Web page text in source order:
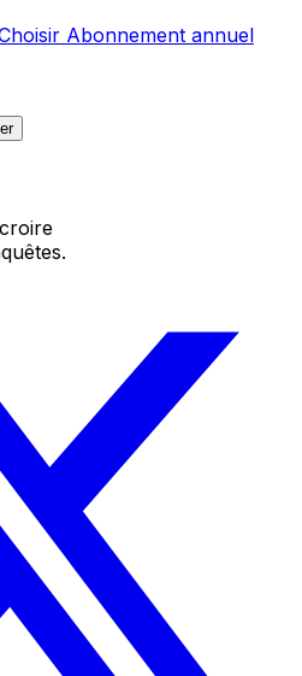
Abonnement annuel